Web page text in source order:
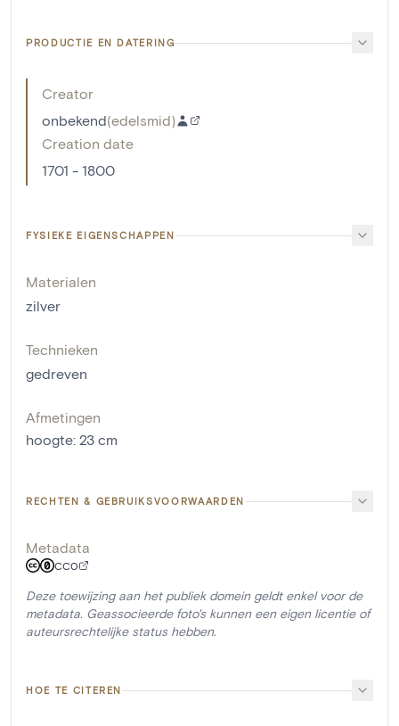
PRODUCTIE EN DATERING
Creator
onbekend(edelsmid)
Creation date
1701 - 1800
FYSIEKE EIGENSCHAPPEN
Materialen
zilver
Technieken
gedreven
Afmetingen
hoogte: 23 cm
RECHTEN & GEBRUIKSVOORWAARDEN
Metadata
CC0
Deze toewijzing aan het publiek domein geldt enkel voor de
metadata. Geassocieerde foto's kunnen een eigen licentie of
auteursrechtelijke status hebben.
HOE TE CITEREN